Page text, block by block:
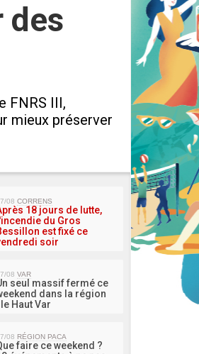
des
FNRS III,
mieux préserver
MA
08 CORRENS
18 jours de lutte,
l'incendie du Gros
est fixé ce
soir
08 VAR
seul massif fermé ce
dans la région
le Haut Var
08 RÉGION PACA
faire ce weekend ?